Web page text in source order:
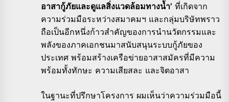
อาสากู้ภัยและดูแลสิ่งแวดล้อมทางน้ำ’ ที่เกิดจาก
ความร่วมมือระหว่างสมาคมฯ และกลุ่มบริษัทพราว
ถือเป็นอีกหนึ่งก้าวสำคัญของการนำนวัตกรรมและ
พลังของภาคเอกชนมาสนับสนุนระบบกู้ภัยของ
ประเทศ พร้อมสร้างเครือข่ายอาสาสมัครที่มีความ
พร้อมทั้งทักษะ ความเสียสละ และจิตอาสา
ในฐานะที่ปรึกษาโครงการ ผมเห็นว่าความร่วมมือนี้